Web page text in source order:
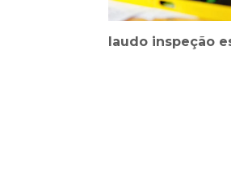
laudo inspeção